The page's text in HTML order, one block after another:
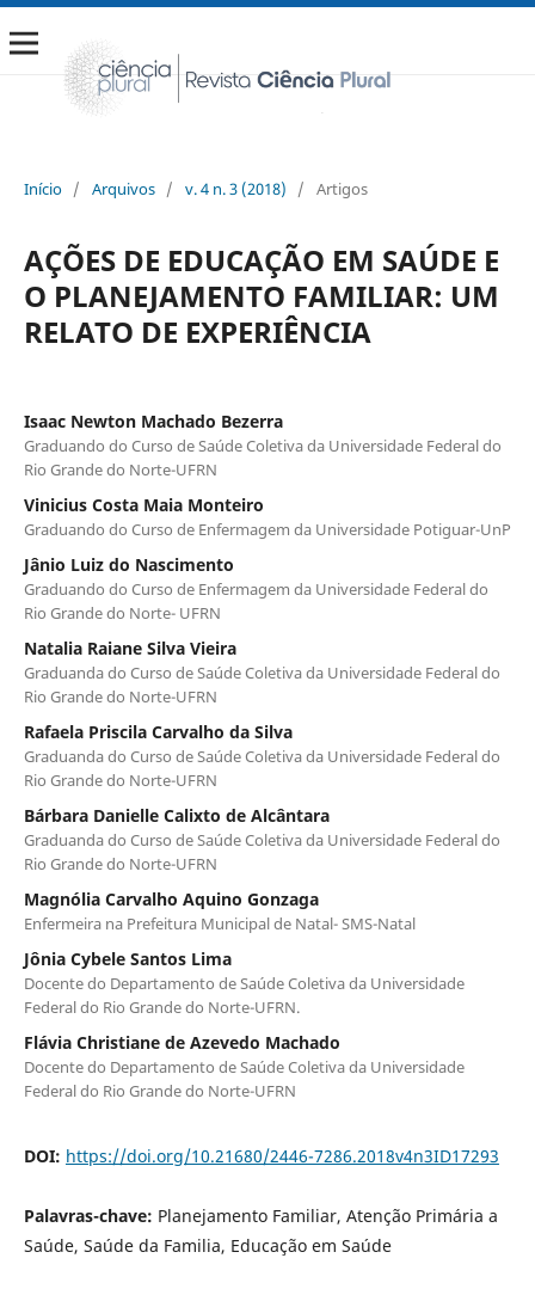
Início / Arquivos / v. 4 n. 3 (2018) / Artigos
AÇÕES DE EDUCAÇÃO EM SAÚDE E
O PLANEJAMENTO FAMILIAR: UM
RELATO DE EXPERIÊNCIA
Isaac Newton Machado Bezerra
Graduando do Curso de Saúde Coletiva da Universidade Federal do
Rio Grande do Norte-UFRN
Vinicius Costa Maia Monteiro
Graduando do Curso de Enfermagem da Universidade Potiguar-UnP
Jânio Luiz do Nascimento
Graduando do Curso de Enfermagem da Universidade Federal do
Rio Grande do Norte- UFRN
Natalia Raiane Silva Vieira
Graduanda do Curso de Saúde Coletiva da Universidade Federal do
Rio Grande do Norte-UFRN
Rafaela Priscila Carvalho da Silva
Graduanda do Curso de Saúde Coletiva da Universidade Federal do
Rio Grande do Norte-UFRN
Bárbara Danielle Calixto de Alcântara
Graduanda do Curso de Saúde Coletiva da Universidade Federal do
Rio Grande do Norte-UFRN
Magnólia Carvalho Aquino Gonzaga
Enfermeira na Prefeitura Municipal de Natal- SMS-Natal
Jônia Cybele Santos Lima
Docente do Departamento de Saúde Coletiva da Universidade
Federal do Rio Grande do Norte-UFRN.
Flávia Christiane de Azevedo Machado
Docente do Departamento de Saúde Coletiva da Universidade
Federal do Rio Grande do Norte-UFRN
DOI: https://doi.org/10.21680/2446-7286.2018v4n3ID17293
Palavras-chave: Planejamento Familiar, Atenção Primária a
Saúde, Saúde da Familia, Educação em Saúde